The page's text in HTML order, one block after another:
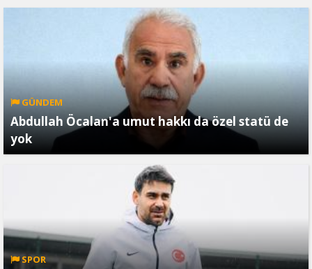
GÜNDEM
Abdullah Öcalan'a umut hakkı da özel statü de
yok
SPOR